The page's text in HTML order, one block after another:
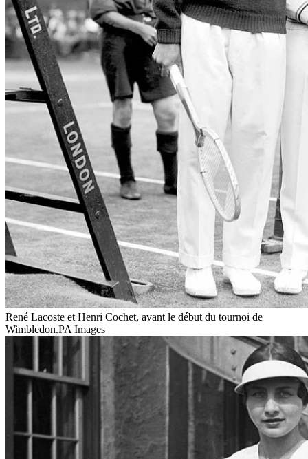
René Lacoste et Henri Cochet, avant le début du tournoi de
Wimbledon.PA Images